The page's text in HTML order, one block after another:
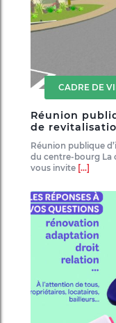
CADRE DE
Réunion
de
Réunion publique
du centre-bourg La
vous invite [...]